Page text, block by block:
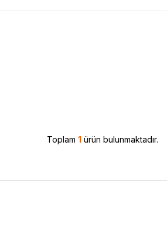
Toplam 1 ürün bulunmaktadır.